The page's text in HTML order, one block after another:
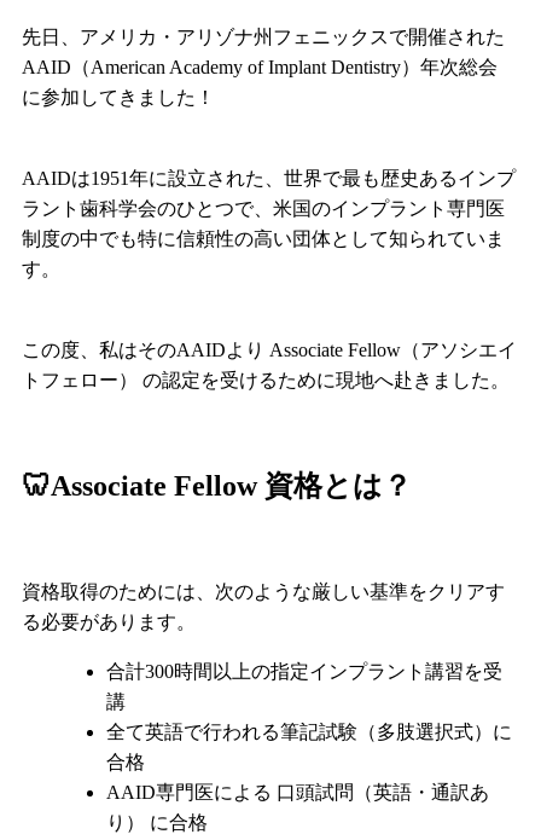
先日、アメリカ・アリゾナ州フェニックスで開催された
AAID（American Academy of Implant Dentistry）年次総会
に参加してきました！
AAIDは1951年に設立された、世界で最も歴史あるインプ
ラント歯科学会のひとつで、米国のインプラント専門医
制度の中でも特に信頼性の高い団体として知られていま
す。
この度、私はそのAAIDより Associate Fellow（アソシエイ
トフェロー） の認定を受けるために現地へ赴きました。
🦷Associate Fellow 資格とは？
資格取得のためには、次のような厳しい基準をクリアす
る必要があります。
合計300時間以上の指定インプラント講習を受
講
全て英語で行われる筆記試験（多肢選択式）に
合格
AAID専門医による 口頭試問（英語・通訳あ
り） に合格